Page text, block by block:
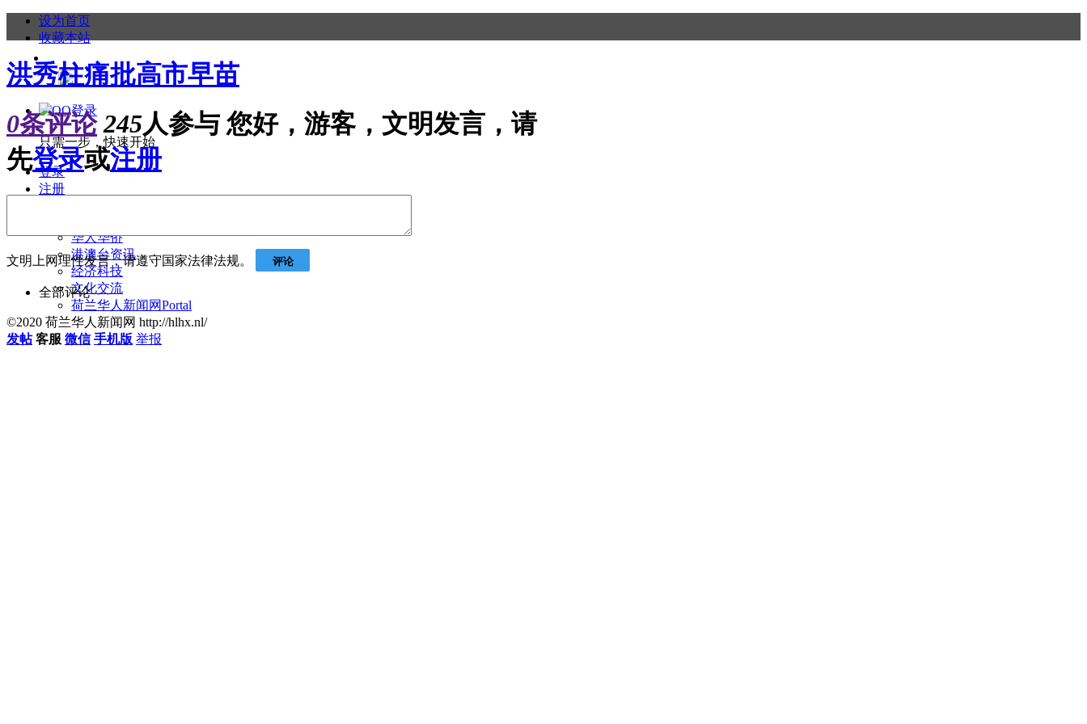
设为首页
收藏本站
只需一步，快速开始
登录
注册
华人华侨
港澳台资讯
经济科技
文化交流
荷兰华人新闻网Portal
洪秀柱痛批高市早苗
0条评论 245人参与 您好，游客，文明发言，请
先登录或注册
文明上网理性发言，请遵守国家法律法规。 评论
全部评论
©2020 荷兰华人新闻网 http://hlhx.nl/
发帖 客服 微信 手机版 举报